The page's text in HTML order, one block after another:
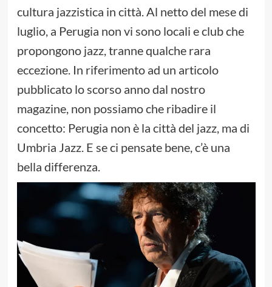
cultura jazzistica in città. Al netto del mese di
luglio, a Perugia non vi sono locali e club che
propongono jazz, tranne qualche rara
eccezione. In riferimento ad un articolo
pubblicato lo scorso anno dal nostro
magazine, non possiamo che ribadire il
concetto: Perugia non è la città del jazz, ma di
Umbria Jazz. E se ci pensate bene, c’è una
bella differenza.